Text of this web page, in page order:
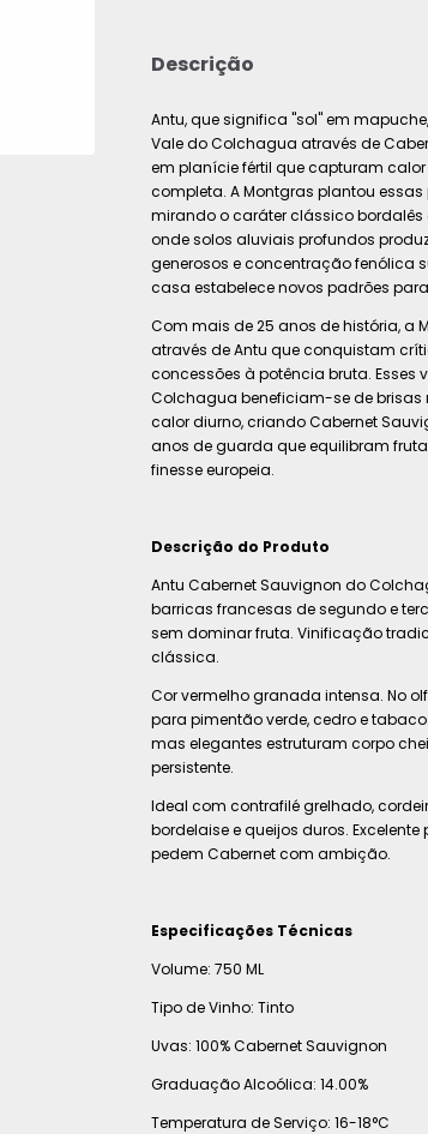
Descrição
Antu, que significa "sol" em
Vale do Colchagua através de
em planície fértil que capturam
completa. A Montgras plantou
mirando o caráter clássico
onde solos aluviais profundos
generosos e concentração fenólica
casa estabelece novos padrões
Com mais de 25 anos de história, a
através de Antu que conquistam
concessões à potência bruta. Esses
Colchagua beneficiam-se de
calor diurno, criando Cabernet
anos de guarda que equilibram
finesse europeia.
Descrição do Produto
Antu Cabernet Sauvignon do
barricas francesas de segundo e
sem dominar fruta. Vinificação
clássica.
Cor vermelho granada intensa. No
para pimentão verde, cedro e
mas elegantes estruturam corpo
persistente.
Ideal com contrafilé grelhado,
bordelaise e queijos duros.
pedem Cabernet com ambição.
Especificações Técnicas
Volume: 750 ML
Tipo de Vinho: Tinto
Uvas: 100% Cabernet Sauvignon
Graduação Alcoólica: 14.00%
Temperatura de Serviço: 16-18°C